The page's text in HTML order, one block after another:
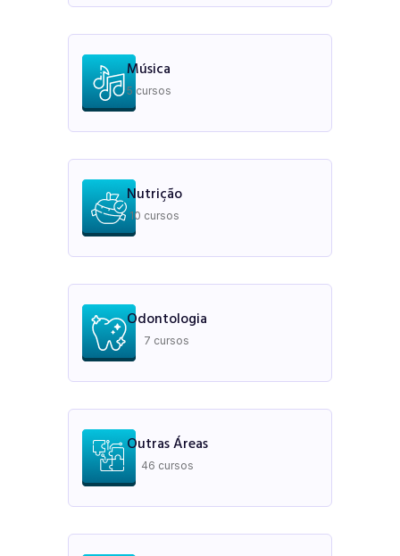
Música
5 cursos
Nutrição
10 cursos
Odontologia
7 cursos
Outras Áreas
46 cursos